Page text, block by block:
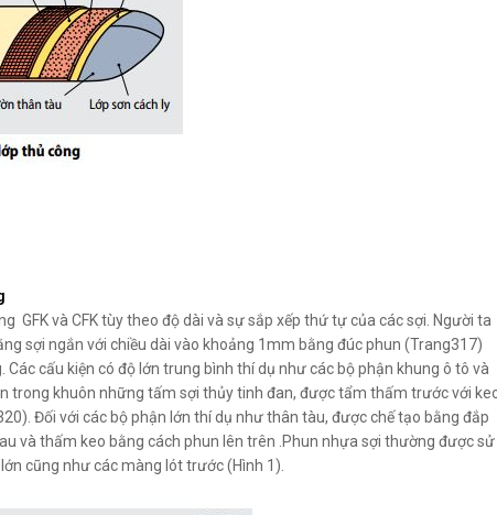
GFK và CFK tùy theo độ dài và sự sắp xếp thứ tự của các sợi. Người ta
sợi ngắn với chiều dài vào khoảng 1mm bằng đúc phun (Trang317)
cấu kiện có độ lớn trung bình thí dụ như các bộ phận khung ô tô và
trong khuôn những tấm sợi thủy tinh đan, được tẩm thấm trước với
Đối với các bộ phận lớn thí dụ như thân tàu, được chế tạo bằng đắp
và thấm keo bằng cách phun lên trên .Phun nhựa sợi thường được sử
cũng như các màng lót trước (Hình 1).